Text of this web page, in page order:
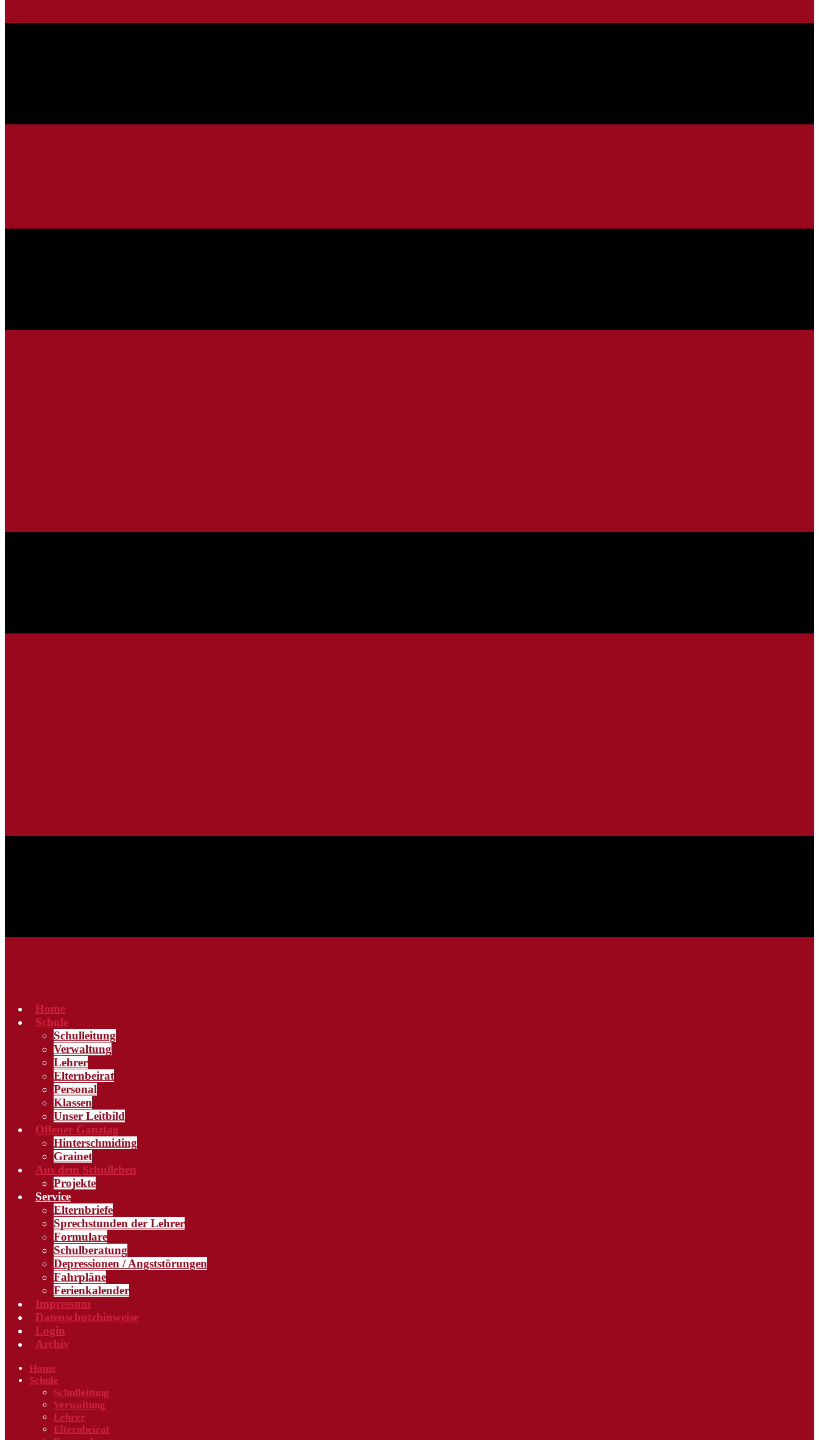
Home
Schule
Schulleitung
Verwaltung
Lehrer
Elternbeirat
Personal
Klassen
Unser Leitbild
Offener Ganztag
Hinterschmiding
Grainet
Aus dem Schulleben
Projekte
Service
Elternbriefe
Sprechstunden der Lehrer
Formulare
Schulberatung
Depressionen / Angststörungen
Fahrpläne
Ferienkalender
Impressum
Datenschutzhinweise
Login
Archiv
Home
Schule
Schulleitung
Verwaltung
Lehrer
Elternbeirat